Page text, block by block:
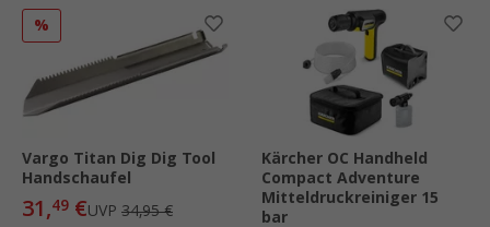
%
Vargo Titan Dig Dig Tool
Handschaufel
31,49 €UVP 34,95 €
Kärcher OC Handheld
Compact Adventure
Mitteldruckreiniger 15
bar